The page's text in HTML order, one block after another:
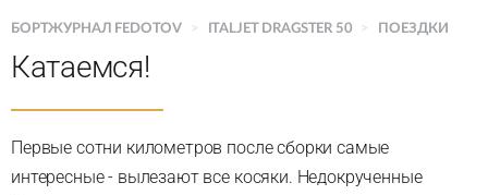
БОРТЖУРНАЛ FEDOTOV > ITALJET DRAGSTER 50 > ПОЕЗДКИ
Катаемся!
Первые сотни километров после сборки самые
интересные - вылезают все косяки. Недокрученные